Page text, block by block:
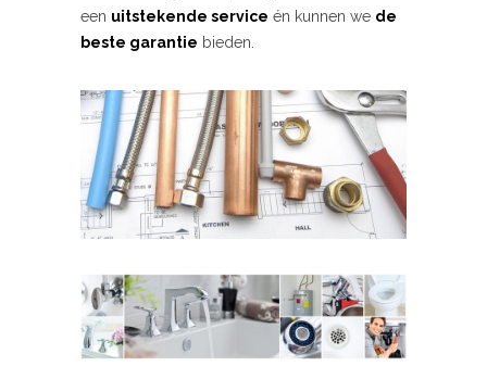
een uitstekende service én kunnen we de
beste garantie bieden.